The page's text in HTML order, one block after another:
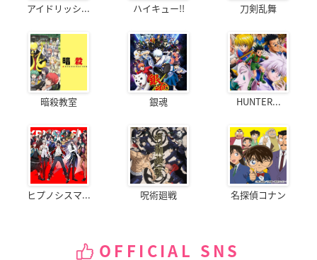
アイドリッシ... ハイキュー!! 刀剣乱舞
暗殺教室 銀魂 HUNTER...
ヒプノシスマ... 呪術廻戦 名探偵コナン
OFFICIAL SNS